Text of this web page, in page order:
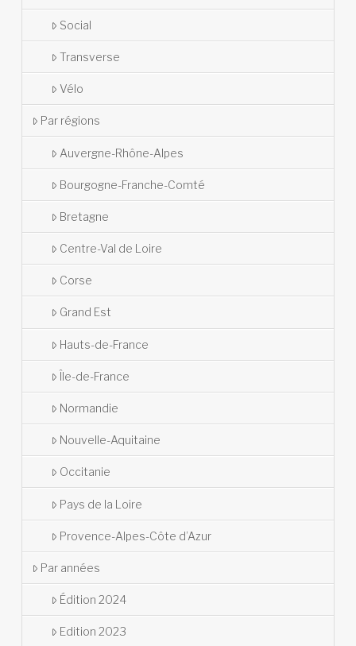
Social
Transverse
Vélo
Par régions
Auvergne-Rhône-Alpes
Bourgogne-Franche-Comté
Bretagne
Centre-Val de Loire
Corse
Grand Est
Hauts-de-France
Île-de-France
Normandie
Nouvelle-Aquitaine
Occitanie
Pays de la Loire
Provence-Alpes-Côte d’Azur
Par années
Édition 2024
Edition 2023